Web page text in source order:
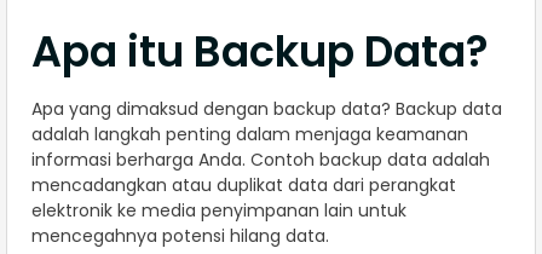
Apa itu Backup Data?
Apa yang dimaksud dengan backup data? Backup data
adalah langkah penting dalam menjaga keamanan
informasi berharga Anda. Contoh backup data adalah
mencadangkan atau duplikat data dari perangkat
elektronik ke media penyimpanan lain untuk
mencegahnya potensi hilang data.